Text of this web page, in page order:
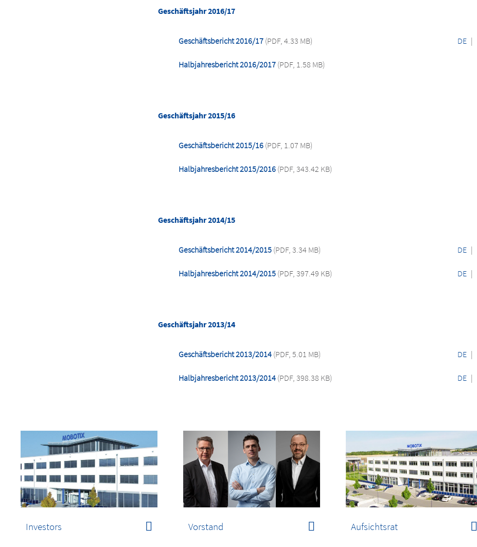
Geschäftsjahr 2016/17
Geschäftsbericht 2016/17 (PDF, 4.33 MB) DE |
Halbjahresbericht 2016/2017 (PDF, 1.58 MB)
Geschäftsjahr 2015/16
Geschäftsbericht 2015/16 (PDF, 1.07 MB)
Halbjahresbericht 2015/2016 (PDF, 343.42 KB)
Geschäftsjahr 2014/15
Geschäftsbericht 2014/2015 (PDF, 3.34 MB) DE |
Halbjahresbericht 2014/2015 (PDF, 397.49 KB) DE |
Geschäftsjahr 2013/14
Geschäftsbericht 2013/2014 (PDF, 5.01 MB) DE |
Halbjahresbericht 2013/2014 (PDF, 398.38 KB) DE |
Investors Vorstand Aufsichtsrat